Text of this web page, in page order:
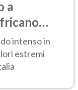
a
intenso in
estremi